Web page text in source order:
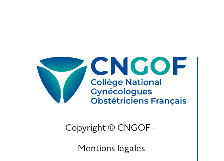
Copyright © CNGOF -
Mentions légales